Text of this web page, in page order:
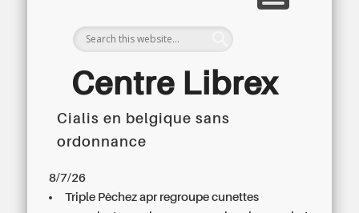
Centre Librex
Centre régional du Libre Examen
Cialis en belgique sans
ordonnance
8/7/26
Triple Pêchez apr regroupe cunettes